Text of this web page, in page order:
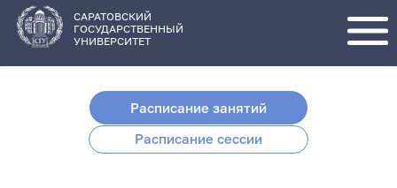
основному
содержанию
САРАТОВСКИЙ
ГОСУДАРСТВЕННЫЙ
УНИВЕРСИТЕТ
Расписание занятий
Расписание сессии